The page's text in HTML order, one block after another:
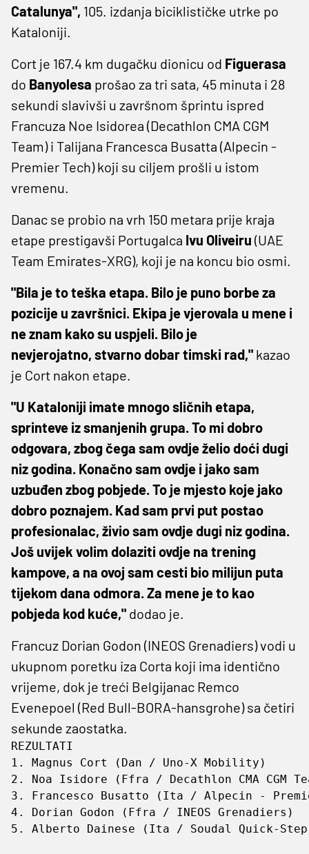
Catalunya", 105. izdanja biciklističke utrke po
Kataloniji.
Cort je 167.4 km dugačku dionicu od Figuerasa
do Banyolesa prošao za tri sata, 45 minuta i 28
sekundi slavivši u završnom šprintu ispred
Francuza Noe Isidorea (Decathlon CMA CGM
Team) i Talijana Francesca Busatta (Alpecin - ​
Premier Tech) koji su ciljem prošli u istom
vremenu.
Danac se probio na vrh 150 metara prije kraja
etape prestigavši Portugalca Ivu Oliveiru (UAE
Team Emirates-XRG), koji je na koncu bio osmi.
"Bila je to teška etapa. Bilo je puno borbe za
pozicije u završnici. Ekipa je vjerovala u mene i
ne znam kako su uspjeli. Bilo je
nevjerojatno, stvarno dobar timski rad," kazao
je Cort nakon etape.
"U Kataloniji imate mnogo sličnih etapa,
sprinteve iz smanjenih grupa. To mi dobro
odgovara, zbog čega sam ovdje želio doći dugi
niz godina. Konačno sam ovdje i jako sam
uzbuđen zbog pobjede. To je mjesto koje jako
dobro poznajem. Kad sam prvi put postao
profesionalac, živio sam ovdje dugi niz godina.
Još uvijek volim dolaziti ovdje na trening
kampove, a na ovoj sam cesti bio milijun puta
tijekom dana odmora. Za mene je to kao
pobjeda kod kuće," dodao je.
Francuz Dorian Godon (INEOS Grenadiers) vodi u
ukupnom poretku iza Corta koji ima identično
vrijeme, dok je treći Belgijanac Remco
Evenepoel (Red Bull-BORA-hansgrohe) sa četiri
sekunde zaostatka.
REZULTATI
1. ⁠Magnus Cort (Dan / Uno-X Mobility)
2. Noa Isidore (Ffra / Decathlon CMA CGM
3. Francesco Busatto (Ita / Alpecin -
4. Dorian Godon (Ffra / INEOS Grenadiers)
5. ⁠Alberto Dainese (Ita / Soudal Quick-